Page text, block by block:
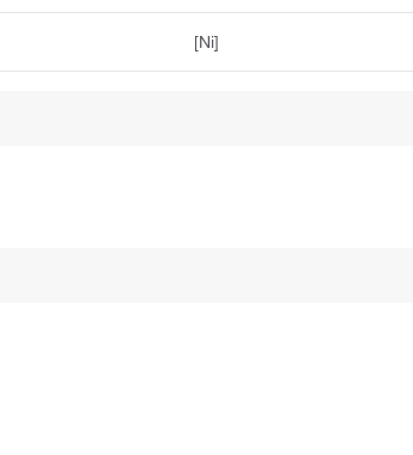
[Ni]